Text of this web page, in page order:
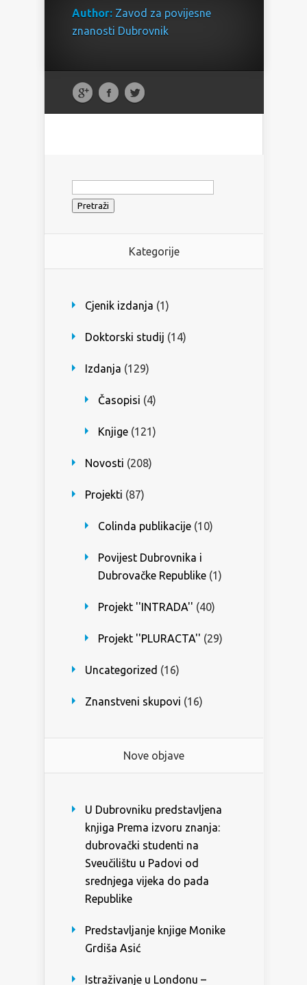
Author: Zavod za povijesne
znanosti Dubrovnik
Pretraži:
Kategorije
Cjenik izdanja (1)
Doktorski studij (14)
Izdanja (129)
Časopisi (4)
Knjige (121)
Novosti (208)
Projekti (87)
Colinda publikacije (10)
Povijest Dubrovnika i
Dubrovačke Republike (1)
Projekt ''INTRADA'' (40)
Projekt ''PLURACTA'' (29)
Uncategorized (16)
Znanstveni skupovi (16)
Nove objave
U Dubrovniku predstavljena
knjiga Prema izvoru znanja:
dubrovački studenti na
Sveučilištu u Padovi od
srednjega vijeka do pada
Republike
Predstavljanje knjige Monike
Grdiša Asić
Istraživanje u Londonu –